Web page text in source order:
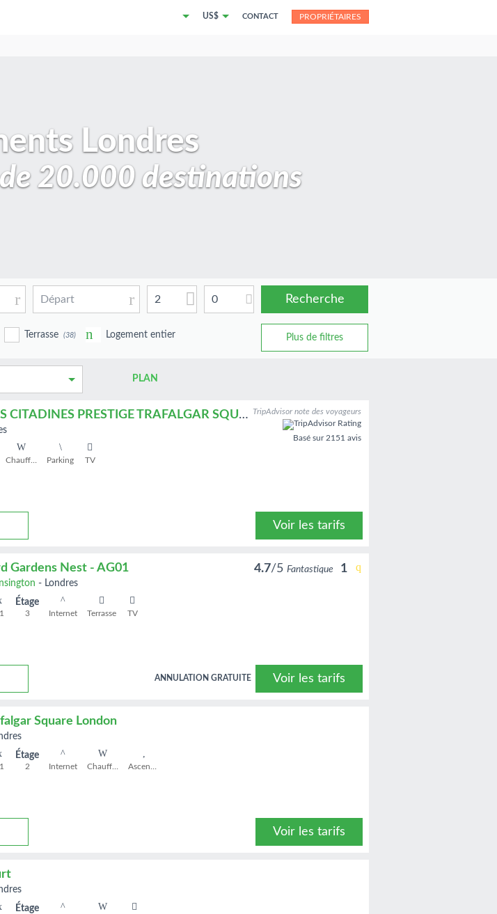
US$ CONTACT PROPRIÉTAIRES
Londres
20.000 destinations
2 0
Terrasse (38) Logement entier Plus de filtres
PLAN
APARTMENTS CITADINES PRESTIGE TRAFALGAR SQUARE LONDON
Parking TV
TripAdvisor note des voyageurs
Basé sur 2151 avis
Voir les tarifs
Gardens Nest - AG01
- Londres
Étage
3 Internet Terrasse TV
4.7/5Fantastique 1
ANNULATION GRATUITE Voir les tarifs
Square London
Étage
2 Internet
Voir les tarifs
Étage